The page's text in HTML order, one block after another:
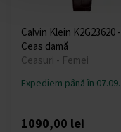
Calvin Klein K2G23620 -
Ceas damă
Ceasuri - Femei
Expediem până în 07.09.
1090,00 lei